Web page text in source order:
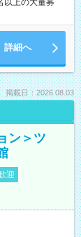
以上の大量募
詳細へ
掲載日：2026.08.03
ン＞ツ
迎